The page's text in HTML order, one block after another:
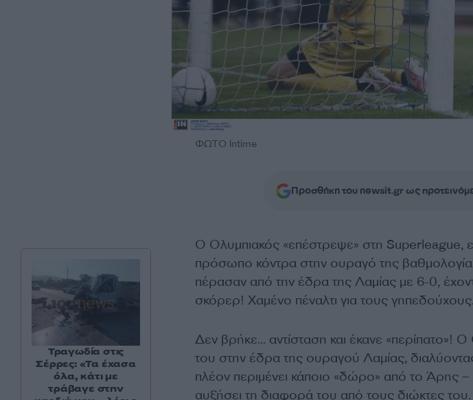
ΦΩΤΟ Intime
Προσθήκη του newsit.gr ως
Ο Ολυμπιακός «επέστρεψε» στη Superleague,
πρόσωπο κόντρα στην ουραγό της
πέρασαν από την έδρα της Λαμίας με 6-0,
σκόρερ! Χαμένο πέναλτι για τους γηπεδούχους.
Δεν βρήκε… αντίσταση και έκανε «περίπατο»!
του στην έδρα της ουραγού Λαμίας,
πλέον περιμένει κάποιο «δώρο» από το Άρης
αυξήσει τη διαφορά του από τους διώκτες του.
Τραγωδία στις
Σέρρες: «Τα έχασα
όλα, κάτι με
τράβαγε στην